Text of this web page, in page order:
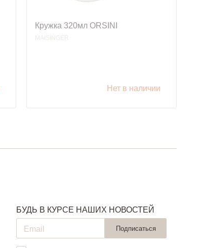
Кружка 320мл ORSINI
MAISINGER
Нет в наличии
БУДЬ В КУРСЕ НАШИХ НОВОСТЕЙ
Подписаться